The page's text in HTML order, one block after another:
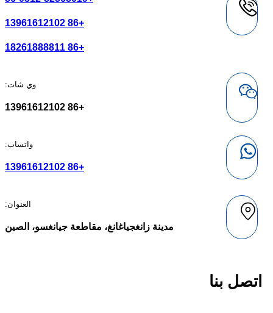
+86 13961612102
+86 18261888811
وي شات:
+86 13961612102
واتساب:
+86 13961612102
العنوان:
مدينة زانغجياغانغ، مقاطعة جيانغسو، الصين
اتصل بنا